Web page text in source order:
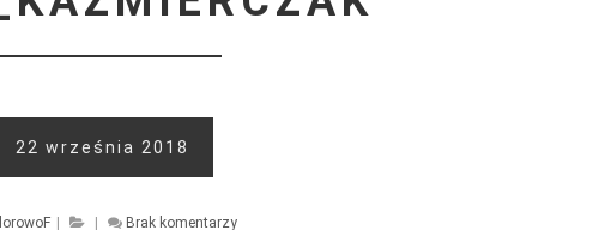
22 września 2018
Brak komentarzy